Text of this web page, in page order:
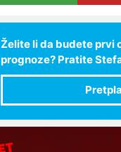
Želite li da budete prvi
prognoze? Pratite